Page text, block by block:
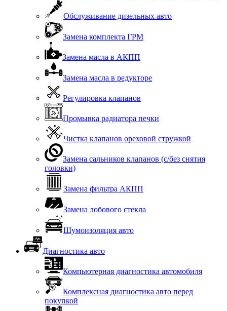
Обслуживание дизельных авто
Замена комплекта ГРМ
Замена масла в АКПП
Замена масла в редукторе
Регулировка клапанов
Промывка радиатора печки
Чистка клапанов ореховой стружкой
Замена сальников клапанов (с/без снятия
головки)
Замена фильтра АКПП
Замена лобового стекла
Шумоизоляция авто
Диагностика авто
Компьютерная диагностика автомобиля
Комплексная диагностика авто перед
покупкой